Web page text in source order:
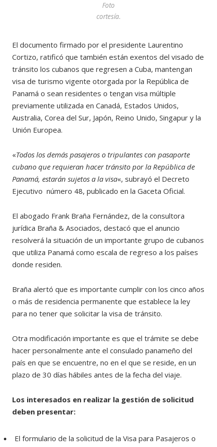
Foto
cortesía.
El documento firmado por el presidente Laurentino
Cortizo, ratificó que también están exentos del visado de
tránsito los cubanos que regresen a Cuba, mantengan
visa de turismo vigente otorgada por la República de
Panamá o sean residentes o tengan visa múltiple
previamente utilizada en Canadá, Estados Unidos,
Australia, Corea del Sur, Japón, Reino Unido, Singapur y la
Unión Europea.
«Todos los demás pasajeros o tripulantes con pasaporte
cubano que requieran hacer tránsito por la República de
Panamá, estarán sujetos a la visa«, subrayó el Decreto
Ejecutivo número 48, publicado en la Gaceta Oficial.
El abogado Frank Braña Fernández, de la consultora
jurídica Braña & Asociados, destacó que el anuncio
resolverá la situación de un importante grupo de cubanos
que utiliza Panamá como escala de regreso a los países
donde residen.
Braña alertó que es importante cumplir con los cinco años
o más de residencia permanente que establece la ley
para no tener que solicitar la visa de tránsito.
Otra modificación importante es que el trámite se debe
hacer personalmente ante el consulado panameño del
país en que se encuentre, no en el que se reside, en un
plazo de 30 días hábiles antes de la fecha del viaje.
Los interesados en realizar la gestión de solicitud
deben presentar:
El formulario de la solicitud de la Visa para Pasajeros o